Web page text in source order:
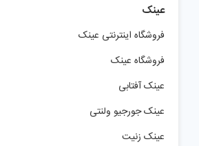
عینک
فروشگاه اینترنتی عینک
فروشگاه عینک
عینک آفتابی
عینک جورجیو ولنتی
عینک زنیت